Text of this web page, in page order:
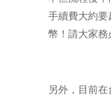
手續費大約要
幣！請大家務
另外，目前